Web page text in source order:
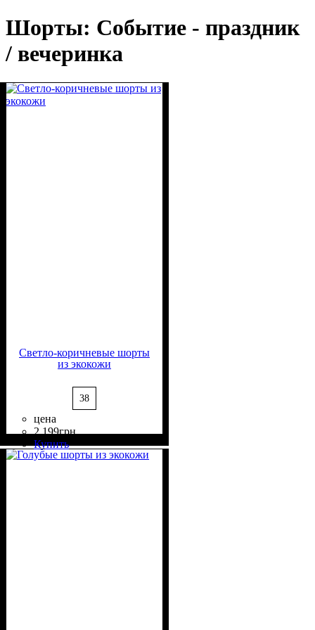
Шорты: Событие - праздник
/ вечеринка
Светло-коричневые шорты
из экокожи
38
цена
2 199грн
Купить
Состав ткани
Полиэстер
Крой: прямой, свободный
Длина: короткие
Стиль: casual